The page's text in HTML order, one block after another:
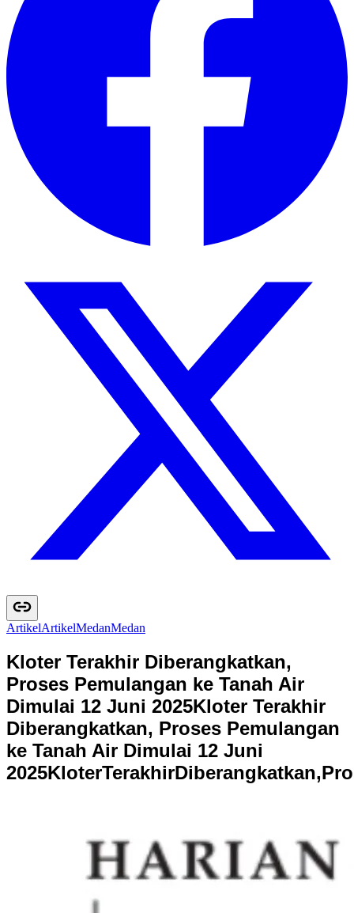
ArtikelArtikelMedanMedan
Kloter Terakhir Diberangkatkan,
Proses Pemulangan ke Tanah Air
Dimulai 12 Juni 2025Kloter Terakhir
Diberangkatkan, Proses Pemulangan
ke Tanah Air Dimulai 12 Juni
2025KloterTerakhirDiberangkatkan,Pro